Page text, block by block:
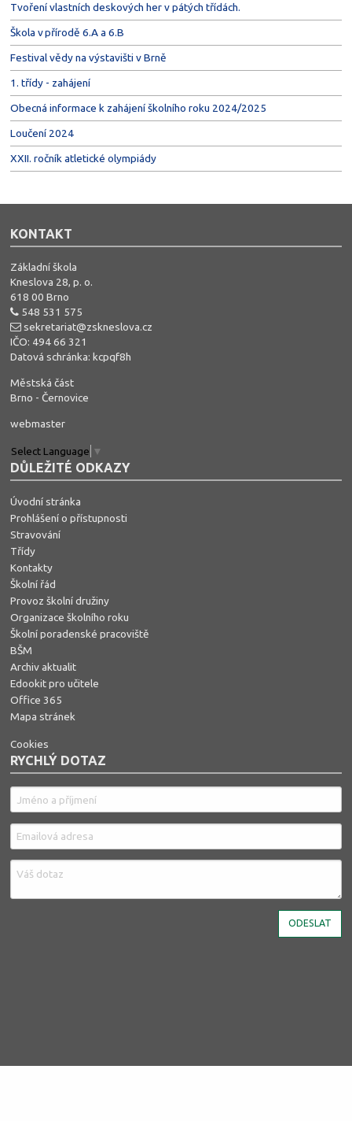
Tvoření vlastních deskových her v pátých třídách.
Škola v přírodě 6.A a 6.B
Festival vědy na výstavišti v Brně
1. třídy - zahájení
Obecná informace k zahájení školního roku 2024/2025
Loučení 2024
XXII. ročník atletické olympiády
KONTAKT
Základní škola
Kneslova 28, p. o.
618 00 Brno
548 531 575
sekretariat@zskneslova.cz
IČO: 494 66 321
Datová schránka: kcpqf8h
Městská část
Brno - Černovice
webmaster
Select Language ▼
DŮLEŽITÉ ODKAZY
Úvodní stránka
Prohlášení o přístupnosti
Stravování
Třídy
Kontakty
Školní řád
Provoz školní družiny
Organizace školního roku
Školní poradenské pracoviště
BŠM
Archiv aktualit
Edookit pro učitele
Office 365
Mapa stránek
Cookies
RYCHLÝ DOTAZ